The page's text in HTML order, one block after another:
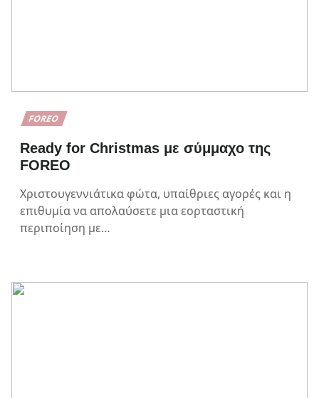
FOREO
Ready for Christmas με σύμμαχο της
FOREO
Χριστουγεννιάτικα φώτα, υπαίθριες αγορές και η
επιθυμία να απολαύσετε μια εορταστική
περιποίηση με…